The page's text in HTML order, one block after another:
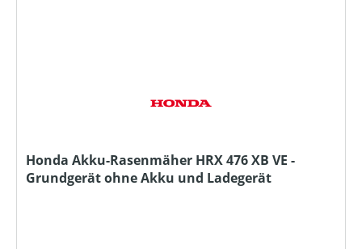
Honda Akku-Rasenmäher HRX 476 XB VE -
Grundgerät ohne Akku und Ladegerät